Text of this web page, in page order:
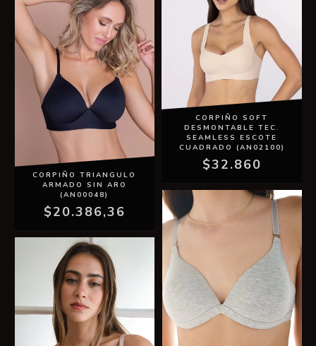
CORPIÑO TRIANGULO
ARMADO SIN ARO
(AN00048)
$20.386,36
CORPIÑO SOFT
DESMONTABLE TEC.
SEAMLESS ESCOTE
CUADRADO (AN02100)
$32.860